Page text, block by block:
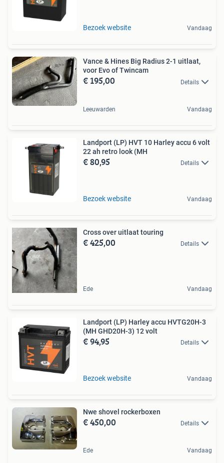
Bezoek website Vandaag
Vance & Hines Big Radius 2-1 uitlaat,
voor Evo of Twincam
€ 195,00 Details
Leeuwarden Vandaag
Landport (LP) HVT 10 Harley accu 6 volt
22 ah retro look (MH
€ 80,95 Details
Bezoek website Vandaag
Cross over uitlaat touring
€ 425,00 Details
Ede Vandaag
Landport (LP) Harley accu HVTG20H-3
(MH GHD20H-3) 12 volt
€ 94,95 Details
Bezoek website Vandaag
Nwe shovel rockerboxen
€ 450,00 Details
Ede Vandaag